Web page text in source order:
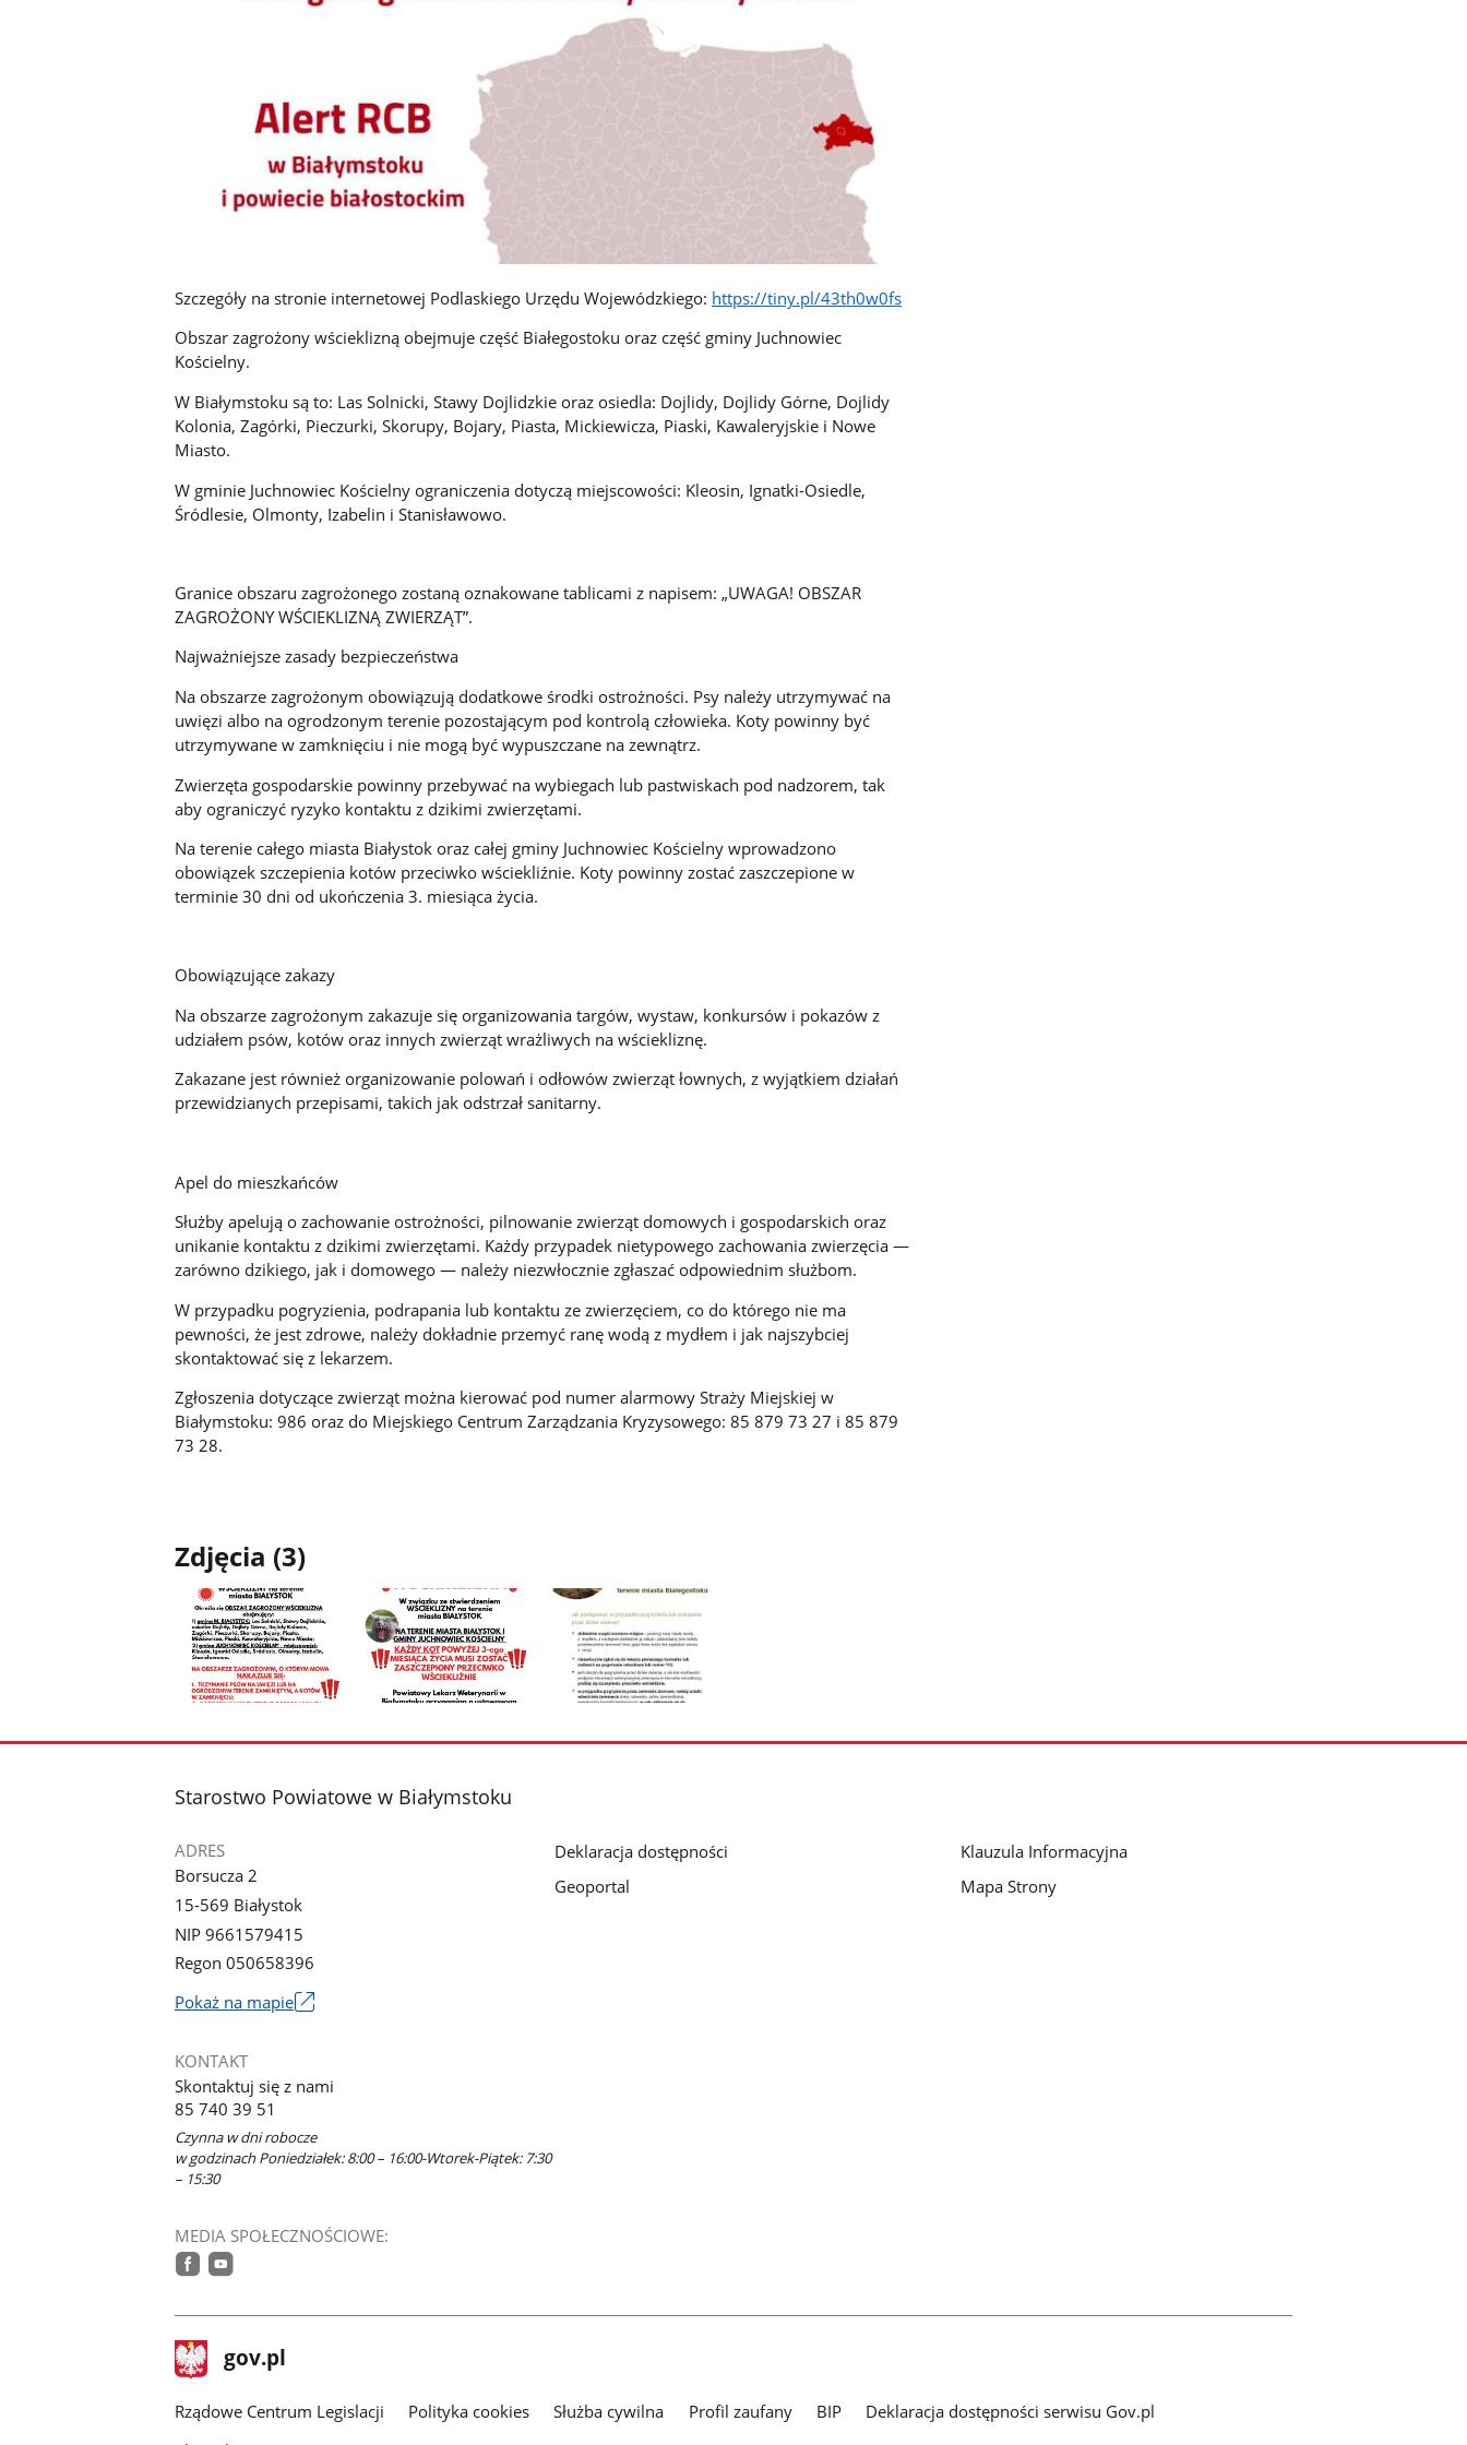
Szczegóły na stronie internetowej Podlaskiego Urzędu Wojewódzkiego: https://tiny.pl/43th0w0fs
Obszar zagrożony wścieklizną obejmuje część Białegostoku oraz część gminy Juchnowiec
Kościelny.
W Białymstoku są to: Las Solnicki, Stawy Dojlidzkie oraz osiedla: Dojlidy, Dojlidy Górne, Dojlidy
Kolonia, Zagórki, Pieczurki, Skorupy, Bojary, Piasta, Mickiewicza, Piaski, Kawaleryjskie i Nowe
Miasto.
W gminie Juchnowiec Kościelny ograniczenia dotyczą miejscowości: Kleosin, Ignatki-Osiedle,
Śródlesie, Olmonty, Izabelin i Stanisławowo.
Granice obszaru zagrożonego zostaną oznakowane tablicami z napisem: „UWAGA! OBSZAR
ZAGROŻONY WŚCIEKLIZNĄ ZWIERZĄT”.
Najważniejsze zasady bezpieczeństwa
Na obszarze zagrożonym obowiązują dodatkowe środki ostrożności. Psy należy utrzymywać na
uwięzi albo na ogrodzonym terenie pozostającym pod kontrolą człowieka. Koty powinny być
utrzymywane w zamknięciu i nie mogą być wypuszczane na zewnątrz.
Zwierzęta gospodarskie powinny przebywać na wybiegach lub pastwiskach pod nadzorem, tak
aby ograniczyć ryzyko kontaktu z dzikimi zwierzętami.
Na terenie całego miasta Białystok oraz całej gminy Juchnowiec Kościelny wprowadzono
obowiązek szczepienia kotów przeciwko wściekliźnie. Koty powinny zostać zaszczepione w
terminie 30 dni od ukończenia 3. miesiąca życia.
Obowiązujące zakazy
Na obszarze zagrożonym zakazuje się organizowania targów, wystaw, konkursów i pokazów z
udziałem psów, kotów oraz innych zwierząt wrażliwych na wściekliznę.
Zakazane jest również organizowanie polowań i odłowów zwierząt łownych, z wyjątkiem działań
przewidzianych przepisami, takich jak odstrzał sanitarny.
Apel do mieszkańców
Służby apelują o zachowanie ostrożności, pilnowanie zwierząt domowych i gospodarskich oraz
unikanie kontaktu z dzikimi zwierzętami. Każdy przypadek nietypowego zachowania zwierzęcia —
zarówno dzikiego, jak i domowego — należy niezwłocznie zgłaszać odpowiednim służbom.
W przypadku pogryzienia, podrapania lub kontaktu ze zwierzęciem, co do którego nie ma
pewności, że jest zdrowe, należy dokładnie przemyć ranę wodą z mydłem i jak najszybciej
skontaktować się z lekarzem.
Zgłoszenia dotyczące zwierząt można kierować pod numer alarmowy Straży Miejskiej w
Białymstoku: 986 oraz do Miejskiego Centrum Zarządzania Kryzysowego: 85 879 73 27 i 85 879
73 28.
Zdjęcia (3)
galerii.
galerii.
stopka
Starostwo Powiatowe w Białymstoku
ADRES
Borsucza 2
15-569 Białystok
NIP 9661579415
Regon 050658396
Pokaż na mapieLink
nowym
KONTAKT
Skontaktuj się z nami
85 740 39 51
Czynna w dni robocze
w godzinach Poniedziałek: 8:00 – 16:00-Wtorek-Piątek: 7:30
– 15:30
MEDIA SPOŁECZNOŚCIOWE:
Deklaracja dostępności
Geoportal
Klauzula Informacyjna
Mapa Strony
stopka
gov.pl Strona
gov.pl
Rządowe Centrum Legislacji Polityka cookies Służba cywilna Profil zaufany BIP
Deklaracja dostępności serwisu Gov.pl